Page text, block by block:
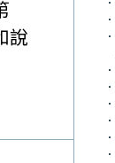
說